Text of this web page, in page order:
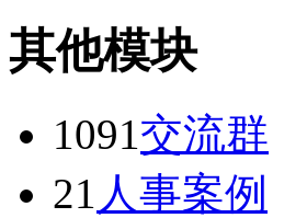
其他模块
1091交流群
21 人事案例